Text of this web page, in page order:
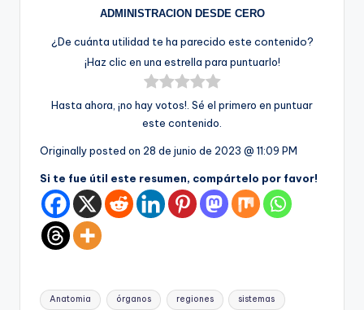
ADMINISTRACION DESDE CERO
¿De cuánta utilidad te ha parecido este contenido?
¡Haz clic en una estrella para puntuarlo!
Hasta ahora, ¡no hay votos!. Sé el primero en puntuar
este contenido.
Originally posted on 28 de junio de 2023 @ 11:09 PM
Si te fue útil este resumen, compártelo por favor!
Etiquetas:
Anatomia órganos regiones sistemas